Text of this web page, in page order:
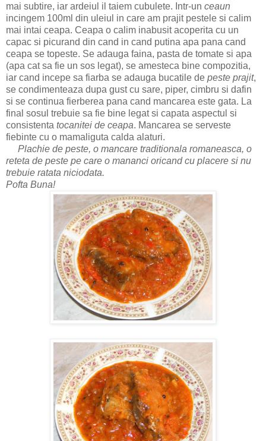
mai subtire, iar ardeiul il taiem cubulete. Intr-un ceaun
incingem 100ml din uleiul in care am prajit pestele si calim
mai intai ceapa. Ceapa o calim inabusit acoperita cu un
capac si picurand din cand in cand putina apa pana cand
ceapa se topeste. Se adauga faina, pasta de tomate si apa
(apa cat sa fie un sos legat), se amesteca bine compozitia,
iar cand incepe sa fiarba se adauga bucatile de peste prajit,
se condimenteaza dupa gust cu sare, piper, cimbru si dafin
si se continua fierberea pana cand mancarea este gata. La
final sosul trebuie sa fie bine legat si capata aspectul si
consistenta tocanitei de ceapa. Mancarea se serveste
fiebinte cu o mamaliguta calda alaturi.
Plachie de peste, o mancare traditionala romaneasca, o
reteta de peste pe care o mananci oricand cu placere si nu
trebuie ratata niciodata.
Pofta Buna!